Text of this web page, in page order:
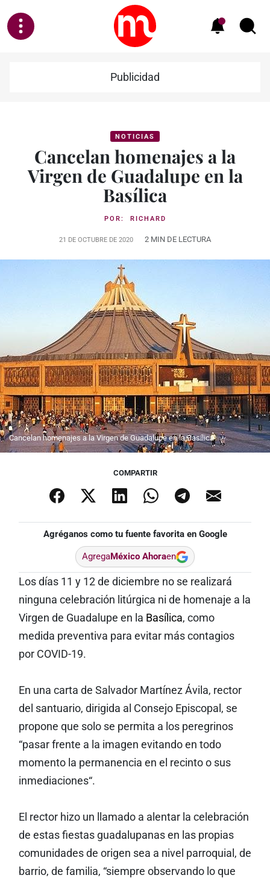
Publicidad
NOTICIAS
Cancelan homenajes a la
Virgen de Guadalupe en la
Basílica
POR: RICHARD
21 DE OCTUBRE DE 2020 2 MIN DE LECTURA
Cancelan homenajes a la Virgen de Guadalupe en la Basílica
COMPARTIR
Agréganos como tu fuente favorita en Google
AgregaMéxico Ahoraen
Los días 11 y 12 de diciembre no se realizará
ninguna celebración litúrgica ni de homenaje a la
Virgen de Guadalupe en la Basílica, como
medida preventiva para evitar más contagios
por COVID-19.
En una carta de Salvador Martínez Ávila, rector
del santuario, dirigida al Consejo Episcopal, se
propone que solo se permita a los peregrinos
“pasar frente a la imagen evitando en todo
momento la permanencia en el recinto o sus
inmediaciones“.
El rector hizo un llamado a alentar la celebración
de estas fiestas guadalupanas en las propias
comunidades de origen sea a nivel parroquial, de
barrio, de familia, “siempre observando lo que